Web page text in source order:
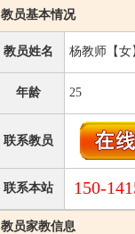
教员基本情况
教员姓名 杨教师【女
年龄 25
联系教员
联系本站 150-
教员家教信息